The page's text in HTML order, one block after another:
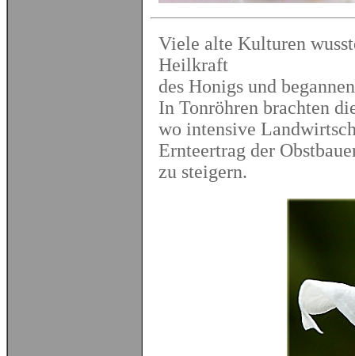
Viele alte Kulturen
Heilkraft
des Honigs und
In Tonröhren brachten
wo intensive
Ernteertrag der
zu steigern.